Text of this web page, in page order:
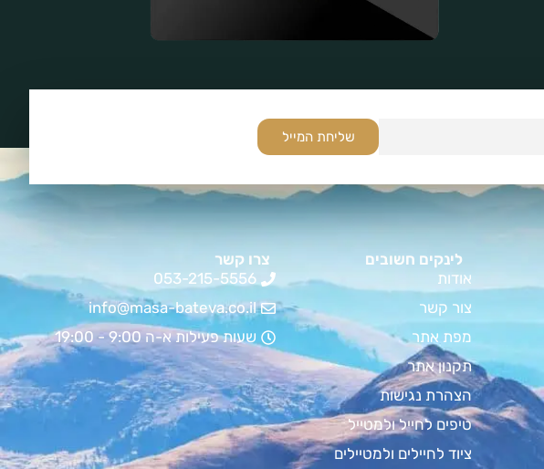
שליחת המייל
לינקים חשובים
אודות
צור קשר
מפת אתר
תקנון אתר
הצהרת נגישות
טיפים לחייל ולמטייל
ציוד לחיילים ולמטיילים
צרו קשר
053-215-5556
info@masa-bateva.co.il
שעות פעילות א-ה 9:00 - 19:00